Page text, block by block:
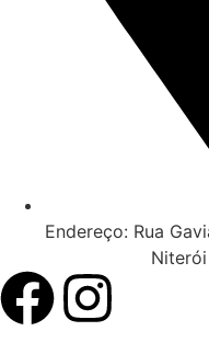
Endereço: Rua